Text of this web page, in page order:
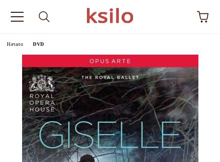
Начало DVD